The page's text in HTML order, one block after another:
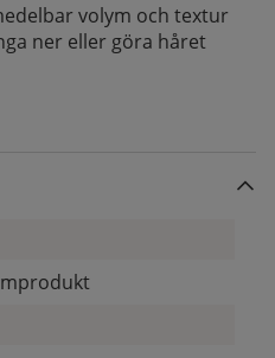
volym och textur
ner eller göra håret